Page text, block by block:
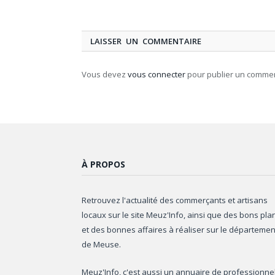
LAISSER UN COMMENTAIRE
Vous devez vous connecter pour publier un
À PROPOS
Retrouvez l'actualité des commerçants et artisans
locaux sur le site Meuz'Info, ainsi que des bons
et des bonnes affaires à réaliser sur le
de Meuse.
Meuz'Info, c'est aussi un annuaire de